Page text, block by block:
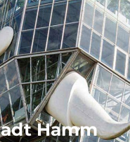
Hamm